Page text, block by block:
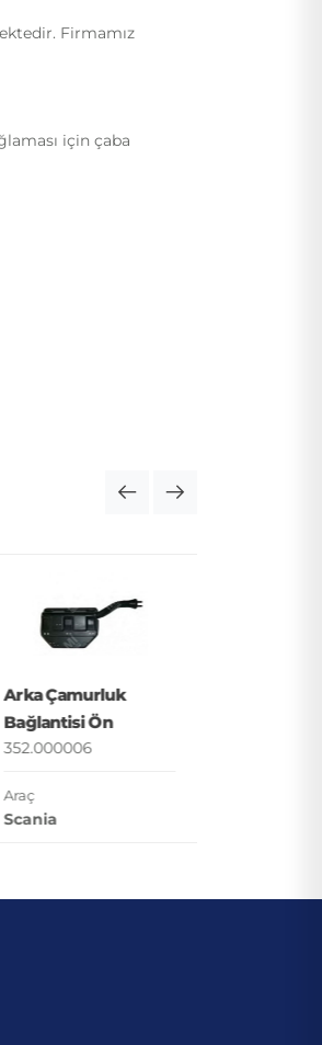
Firmamız
için çaba
Arka Çamurluk
Bağlantisi Ön
352.000006
Araç
Scania